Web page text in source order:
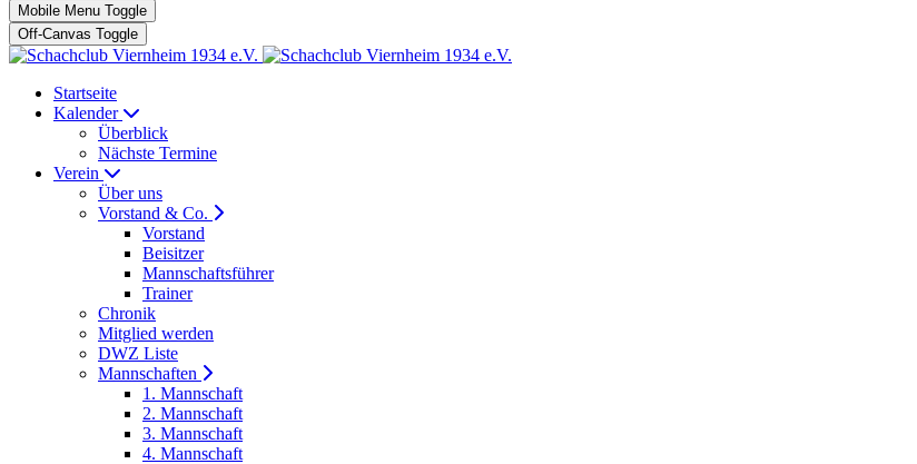
Mobile Menu Toggle
Off-Canvas Toggle
Startseite
Kalender
Überblick
Nächste Termine
Verein
Über uns
Vorstand & Co.
Vorstand
Beisitzer
Mannschaftsführer
Trainer
Chronik
Mitglied werden
DWZ Liste
Mannschaften
1. Mannschaft
2. Mannschaft
3. Mannschaft
4. Mannschaft